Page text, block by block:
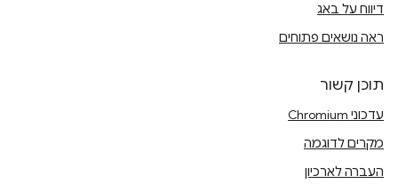
דיווח על באג
ראה נושאים פתוחים
תוכן קשור
עדכוני Chromium
מקרים לדוגמה
העברה לארכיון